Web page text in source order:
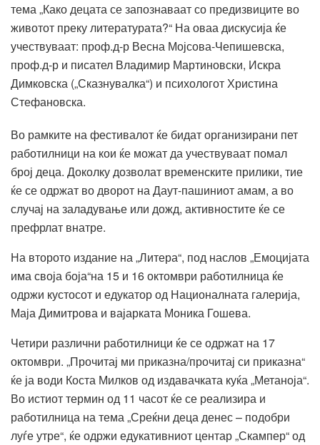
тема „Како децата се запознаваат со предизвиците во
животот преку литературата?“ На оваа дискусија ќе
учествуваат: проф.д-р Весна Мојсова-Чепишевска,
проф.д-р и писател Владимир Мартиновски, Искра
Димковска („Сказнувалка“) и психологот Христина
Стефановска.
Во рамките на фестивалот ќе бидат организирани пет
работилници на кои ќе можат да учествуваат помал
број деца. Доколку дозволат временските прилики, тие
ќе се одржат во дворот на Даут-пашиниот амам, а во
случај на заладување или дожд, активностите ќе се
префрлат внатре.
На второто издание на „Литера“, под наслов „Емоцијата
има своја боја“на 15 и 16 октомври работилница ќе
одржи кустосот и едукатор од Националната галерија,
Маја Димитрова и вајарката Моника Гошева.
Четири различни работилници ќе се одржат на 17
октомври. „Прочитај ми приказна/прочитај си приказна“
ќе ја води Коста Милков од издавачката куќа „Метаноја“.
Во истиот термин од 11 часот ќе се реализира и
работилница на тема „Среќни деца денес – подобри
луѓе утре“, ќе одржи едукативниот центар „Скампер“ од